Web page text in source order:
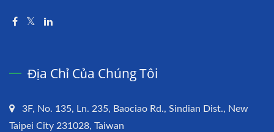
Địa Chỉ Của Chúng Tôi
3F, No. 135, Ln. 235, Baociao Rd., Sindian Dist., New
Taipei City 231028, Taiwan